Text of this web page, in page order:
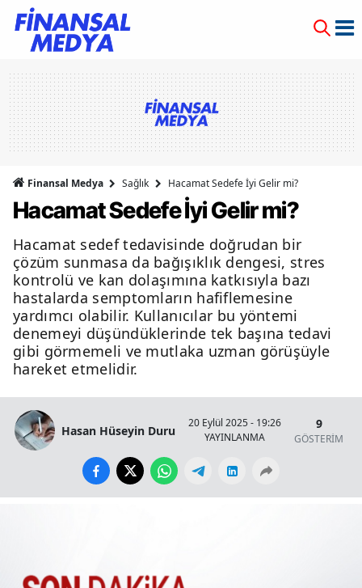
Finansal Medya Sağlık Hacamat Sedefe İyi Gelir mi?
Hacamat Sedefe İyi Gelir mi?
Hacamat sedef tedavisinde doğrudan bir
çözüm sunmasa da bağışıklık dengesi, stres
kontrolü ve kan dolaşımına katkısıyla bazı
hastalarda semptomların hafiflemesine
yardımcı olabilir. Kullanıcılar bu yöntemi
denemeyi düşündüklerinde tek başına tedavi
gibi görmemeli ve mutlaka uzman görüşüyle
hareket etmelidir.
Hasan Hüseyin Duru
20 Eylül 2025 - 19:26
YAYINLANMA
9
GÖSTERİM